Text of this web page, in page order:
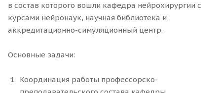
в состав которого вошли кафедра нейрохирургии с
курсами нейронаук, научная библиотека и
аккредитационно-симуляционный центр.
Основные задачи:
Координация работы профессорско-